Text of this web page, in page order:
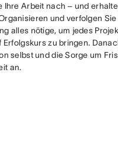
Ihre Arbeit nach – und
und verfolgen
alles nötige, um jedes
Erfolgskurs zu bringen.
selbst und die Sorge um
an.